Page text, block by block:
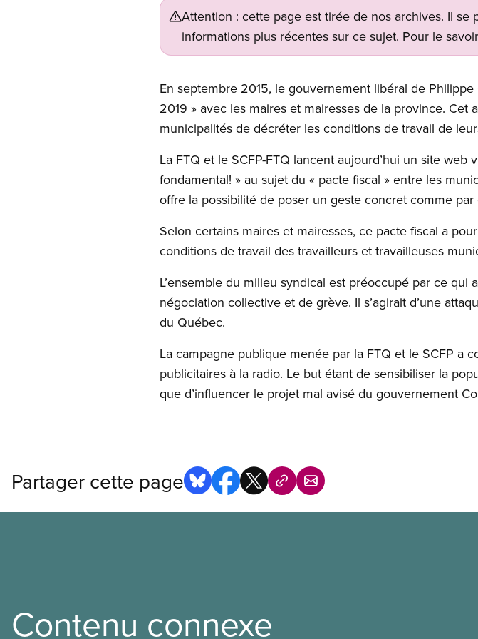
Attention : cette page est tirée de nos archives. Il
informations plus récentes sur ce sujet. Pour le
En septembre 2015, le gouvernement libéral de
2019 » avec les maires et mairesses de la province. Cet
municipalités de décréter les conditions de travail de
La FTQ et le SCFP-FTQ lancent aujourd’hui un site web
fondamental! » au sujet du « pacte fiscal » entre les
offre la possibilité de poser un geste concret comme
Selon certains maires et mairesses, ce pacte fiscal a
conditions de travail des travailleurs et travailleuses
L’ensemble du milieu syndical est préoccupé par ce qui
négociation collective et de grève. Il s’agirait d’une
du Québec.
La campagne publique menée par la FTQ et le SCFP a
publicitaires à la radio. Le but étant de sensibiliser la
que d’influencer le projet mal avisé du gouvernement
Partager cette page
Contenu connexe